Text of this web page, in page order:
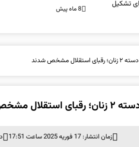
را تایید کرد
مشخص شدند
مشخص شدند
زمان انتشار: 17 فوریه 2025 ساعت 17:51